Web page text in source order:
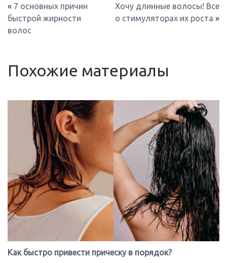
« 7 основных причин
быстрой жирности
волос
Хочу длинные волосы! Все
о стимуляторах их роста »
Похожие материалы
Как быстро привести прическу в порядок?